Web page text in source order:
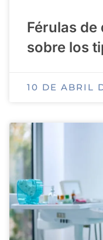
Férulas de
sobre los
10 DE ABRIL